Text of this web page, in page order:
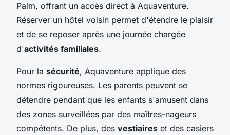
Palm, offrant un accès direct à Aquaventure.
Réserver un hôtel voisin permet d'étendre le plaisir
et de se reposer après une journée chargée
d'activités familiales.
Pour la sécurité, Aquaventure applique des
normes rigoureuses. Les parents peuvent se
détendre pendant que les enfants s'amusent dans
des zones surveillées par des maîtres-nageurs
compétents. De plus, des vestiaires et des casiers